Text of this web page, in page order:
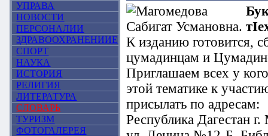
УПРАВА
НОВОСТИ
ПЕРСОНАЛИИ
ЗДРАВООХРАНЕНИИЕ
СПОРТ
НАУКА
ИСТОРИЯ
РЕЛИГИЯ
ЛИТЕРАТУРА
СЛОВАРЬ
ТУРИЗМ
ФОТОГАЛЕРЕЯ
К изданию готовится,
цумадинцам и
Приглашаем всех у
этой тематике к
присылать по адресам:
Республика Дагестан г.